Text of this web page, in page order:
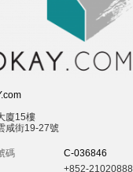
廈15樓
咸街19-27號
碼
C-036846
+852-21020888